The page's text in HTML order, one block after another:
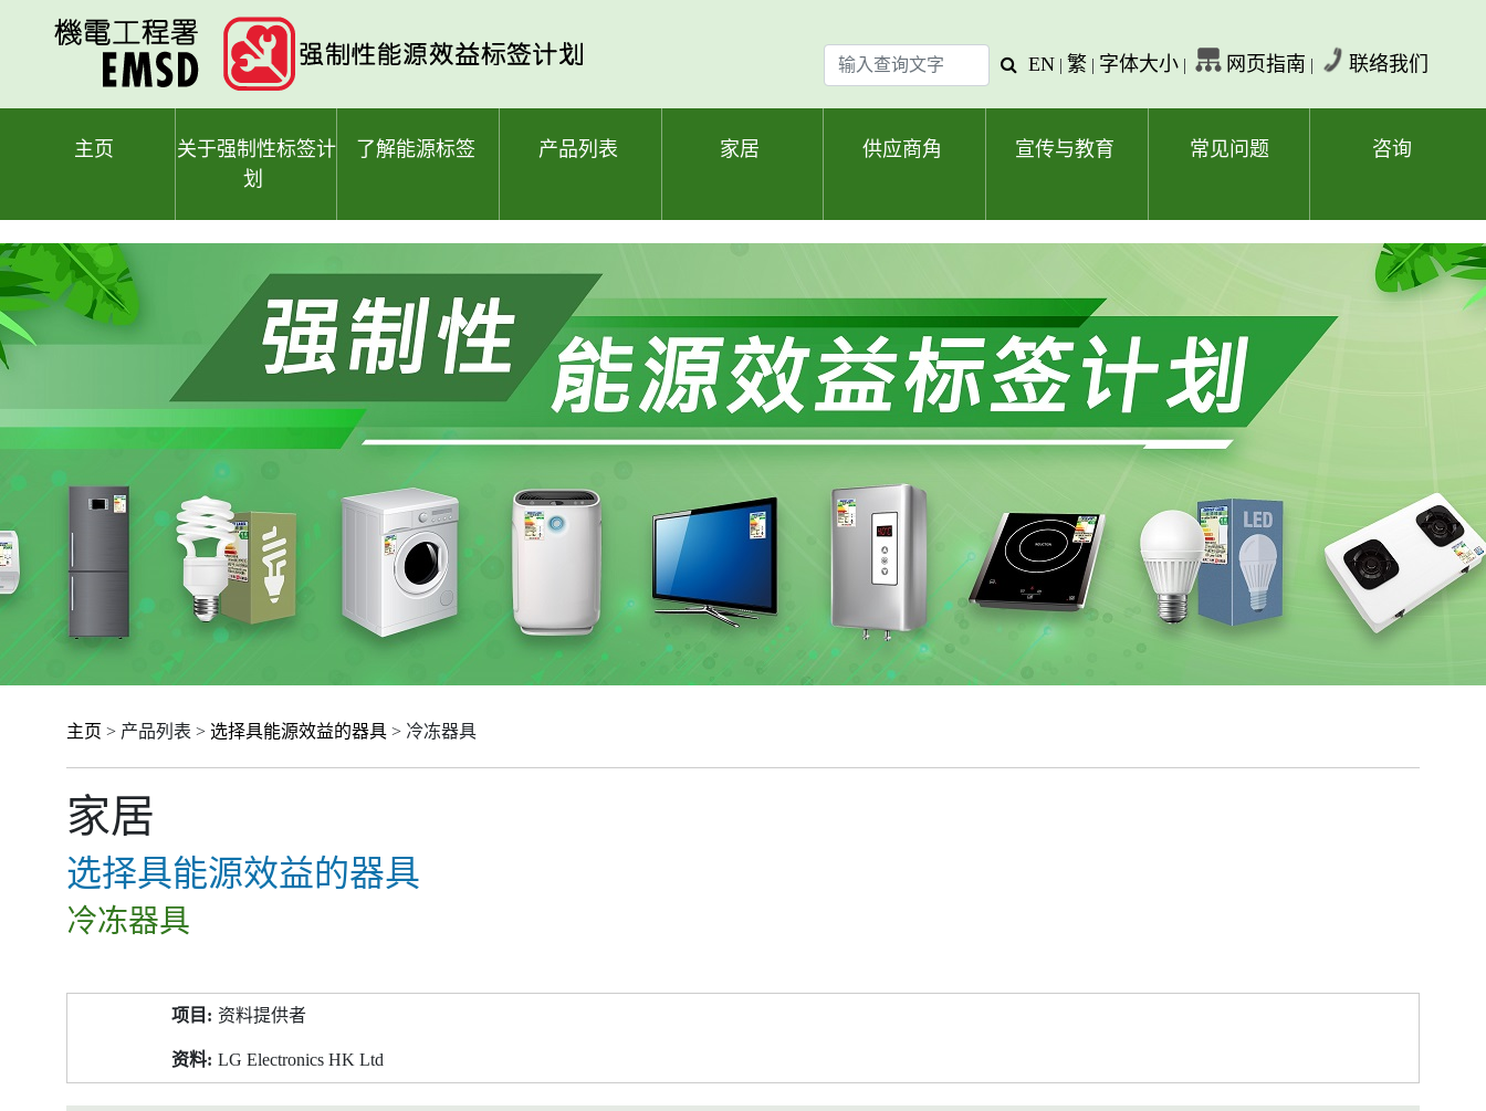
输
入
查
查
字
EN | 繁 | 字体大小 | 网页指南 | 联络我们
主页
关于强制性标签计
划
了解能源标签 产品列表 家居 供应商角 宣传与教育 常见问题 咨询
主页 > 产品列表 > 选择具能源效益的器具 > 冷冻器具
家居
选择具能源效益的器具
冷冻器具
料
资料提供者
LG Electronics HK Ltd